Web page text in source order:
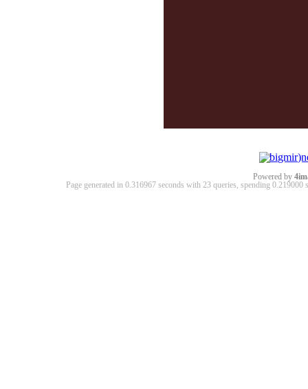
Powered by
Page generated in 0.316967 seconds with 23 queries, spending